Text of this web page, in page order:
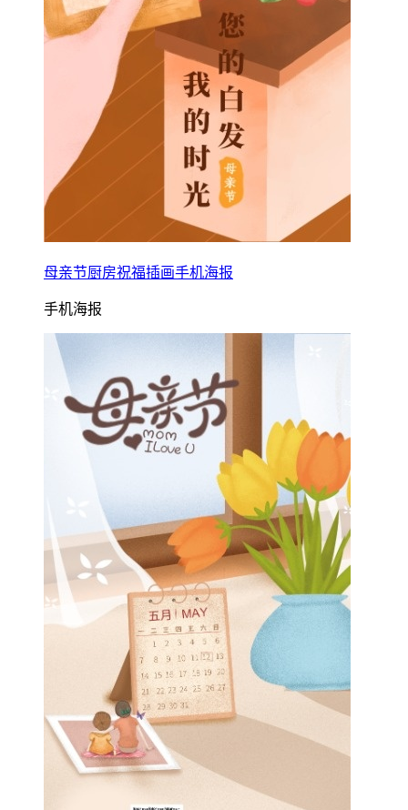
母亲节厨房祝福插画手机海报
手机海报